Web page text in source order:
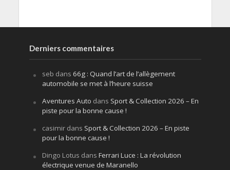
Derniers commentaires
seb dans 66g : Quand l’art de l’allègement
automobile se met à l’heure suisse
Aventures Auto dans Sport & Collection 2026 – En
piste pour la bonne cause !
casimirdans Sport & Collection 2026 – En piste
pour la bonne cause !
Dingo Lotus dans Ferrari Luce : La révolution
électrique venue de Maranello